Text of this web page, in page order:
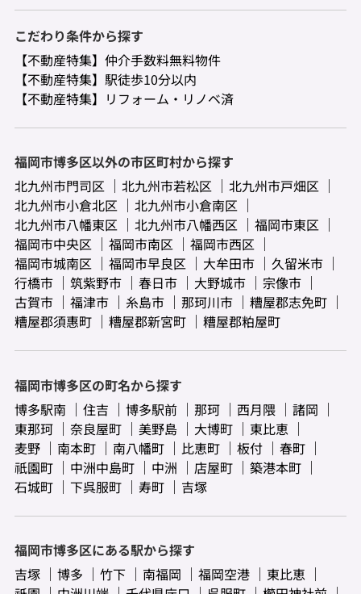
こだわり条件から探す
【不動産特集】仲介手数料無料物件
【不動産特集】駅徒歩10分以内
【不動産特集】リフォーム・リノベ済
福岡市博多区以外の市区町村から探す
北九州市門司区
北九州市若松区
北九州市戸畑区
北九州市小倉北区
北九州市小倉南区
北九州市八幡東区
北九州市八幡西区
福岡市東区
福岡市中央区
福岡市南区
福岡市西区
福岡市城南区
福岡市早良区 大牟田市
久留米市
行橋市
筑紫野市 春日市 大野城市
宗像市
古賀市
福津市 糸島市 那珂川市
糟屋郡志免町
糟屋郡須惠町
糟屋郡新宮町 糟屋郡粕屋町
福岡市博多区の町名から探す
博多駅南
住吉 博多駅前 那珂 西月隈
諸岡
東那珂
奈良屋町 美野島 大博町
東比恵
麦野
南本町 南八幡町 比恵町 板付
春町
祇園町
中洲中島町 中洲 店屋町
築港本町
石城町
下呉服町 寿町 吉塚
福岡市博多区にある駅から探す
吉塚
博多 竹下 南福岡 福岡空港
東比恵